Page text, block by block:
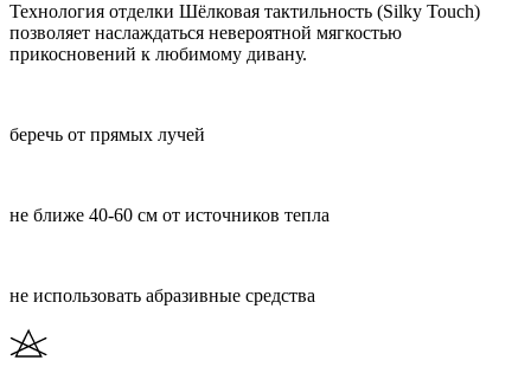
Технология отделки Шёлковая тактильность (Silky Touch)
позволяет наслаждаться невероятной мягкостью
прикосновений к любимому дивану.
беречь от прямых лучей
не ближе 40-60 см от источников тепла
не использовать абразивные средства